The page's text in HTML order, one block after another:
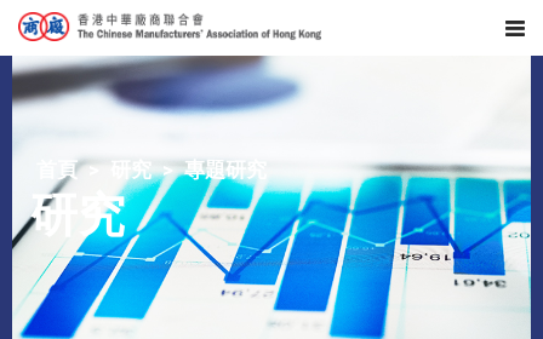
首頁 研究 專題研究
研究